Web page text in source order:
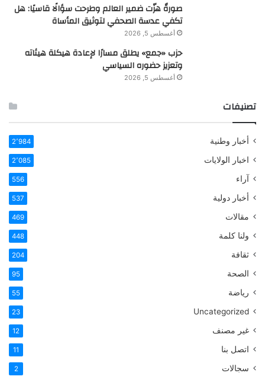
صورةٌ هزّت ضمير العالم وطرحت سؤالًا قاسيًا: هل
تكفي عدسة الصحفي لتوثيق المأساة
أغسطس 5, 2026
حزب «جمع» يطلق مسارًا لإعادة هيكلة هيئاته
وتعزيز حضوره السياسي
أغسطس 5, 2026
تصنيفات
أخبار وطنية 2٬984
اخبار الولايات 2٬085
آراء 556
أخبار دولية 537
مقالات 469
ولنا كلمة 448
ثقافة 204
الصحة 95
رياضة 55
Uncategorized
23
غير مصنف 12
اتصل بنا 11
سجالات 2